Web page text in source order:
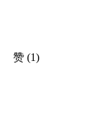
赞 (1)